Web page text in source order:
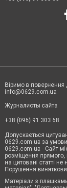
Віримо в повернення
info@0629.com.ua
Журналисты сайта
+38 (096) 91 303 68
Допускається
0629.com.ua за
0629.com.ua - Сайт
розміщення прямого,
на цитовані статті
Порушення
Матеріали з